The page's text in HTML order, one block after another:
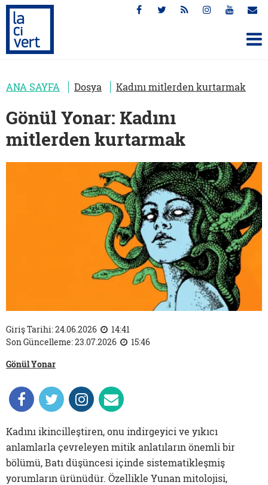
ANA SAYFA Dosya Kadını mitlerden kurtarmak
Gönül Yonar: Kadını
mitlerden kurtarmak
Giriş Tarihi: 24.06.2026
14:41
Son Güncelleme: 23.07.2026
15:46
Gönül Yonar
Kadını ikincilleştiren, onu indirgeyici ve yıkıcı
anlamlarla çevreleyen mitik anlatıların önemli bir
bölümü, Batı düşüncesi içinde sistematikleşmiş
yorumların ürünüdür. Özellikle Yunan mitolojisi,